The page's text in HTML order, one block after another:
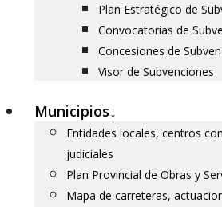
Plan Estratégico de
Convocatorias de
Concesiones de
Visor de Subvenciones
Municipios↓
Entidades locales, centros
judiciales
Plan Provincial de Obras y
Mapa de carreteras,